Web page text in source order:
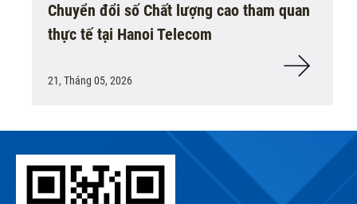
Chuyển đổi số Chất lượng cao tham quan
thực tế tại Hanoi Telecom
21, Tháng 05, 2026